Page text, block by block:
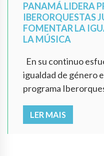
PANAMÁ LIDERA
IBERORQUESTAS
FOMENTAR LA
LA MÚSICA
En su continuo
igualdad de género
programa
LER MAIS